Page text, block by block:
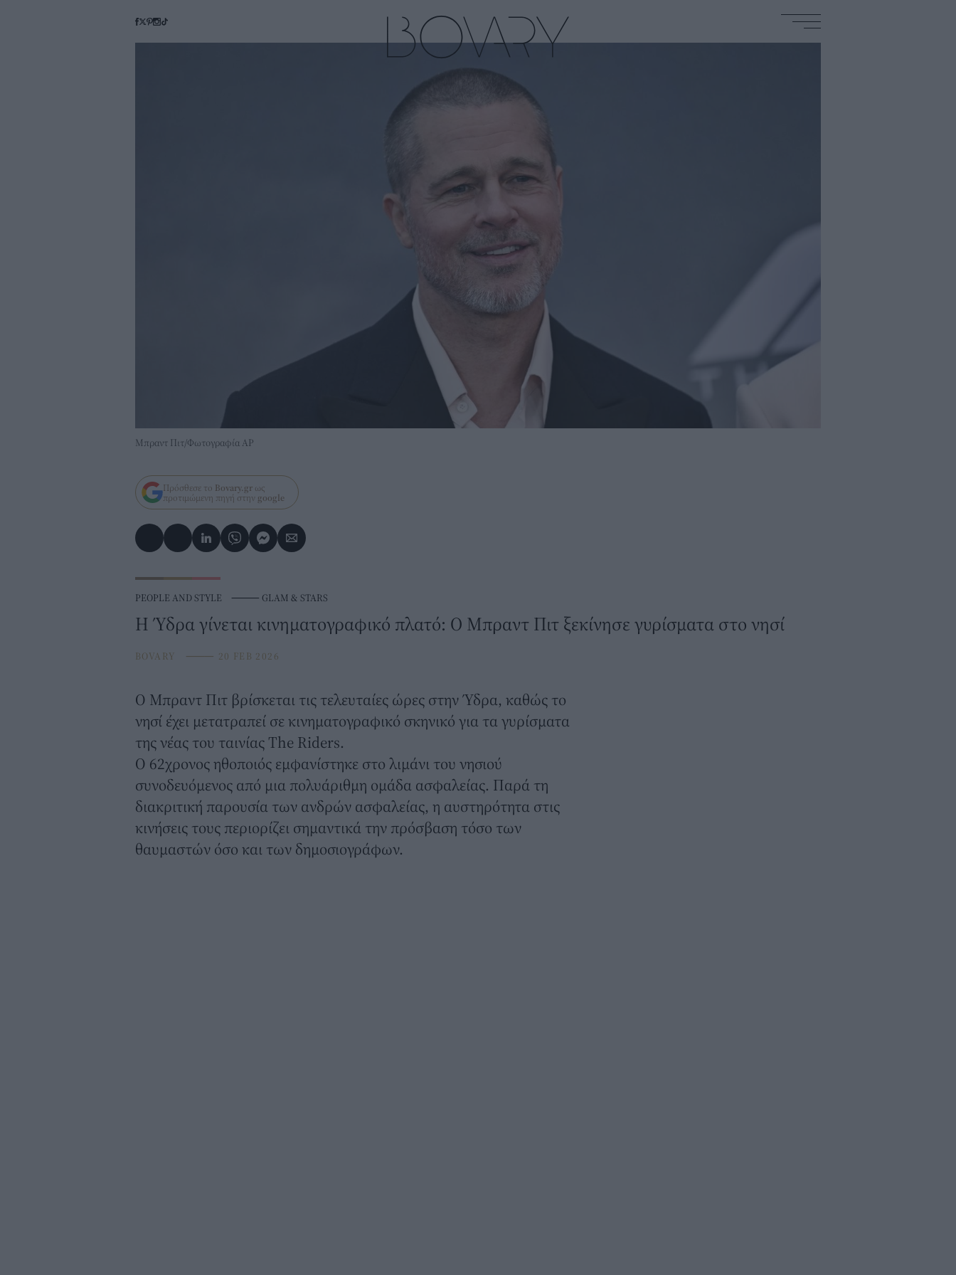
Μπραντ Πιτ/Φωτογραφία AP
Πρόσθεσε το Bovary.gr ως
προτιμώμενη πηγή στην google
PEOPLE AND STYLE ⸻ GLAM & STARS
Η Ύδρα γίνεται κινηματογραφικό πλατό: Ο Μπραντ Πιτ ξεκίνησε γυρίσματα στο νησί
BOVARY ⸻ 20 FEB 2026
Ο Μπραντ Πιτ βρίσκεται τις τελευταίες ώρες στην Ύδρα, καθώς το
νησί έχει μετατραπεί σε κινηματογραφικό σκηνικό για τα γυρίσματα
της νέας του ταινίας The Riders.
Ο 62χρονος ηθοποιός εμφανίστηκε στο λιμάνι του νησιού
συνοδευόμενος από μια πολυάριθμη ομάδα ασφαλείας. Παρά τη
διακριτική παρουσία των ανδρών ασφαλείας, η αυστηρότητα στις
κινήσεις τους περιορίζει σημαντικά την πρόσβαση τόσο των
θαυμαστών όσο και των δημοσιογράφων.